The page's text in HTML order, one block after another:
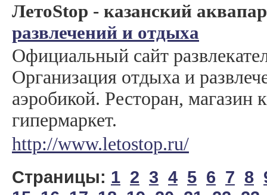
ЛетоStop - казанский
развлечений и отдыха
Официальный сайт
Организация отдыха и
аэробикой. Ресторан, магазин
гипермаркет.
http://www.letostop.ru/
Страницы: 1 2 3 4 5 6 7 8